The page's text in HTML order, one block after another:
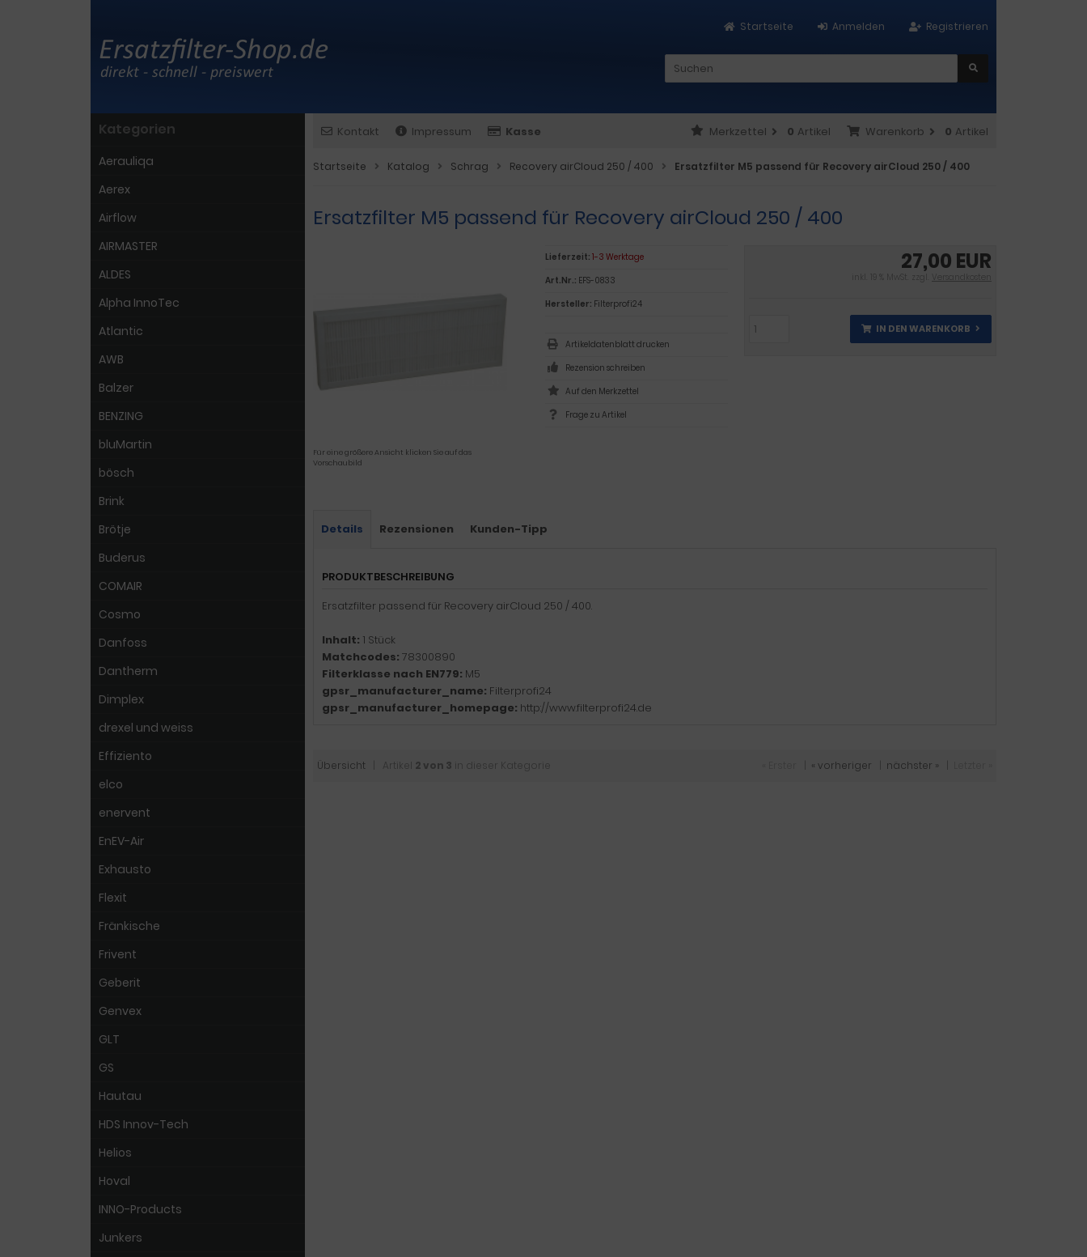
Registrieren
Anmelden
Startseite
Kontakt Impressum Kasse Warenkorb 0 Artikel
Merkzettel 0 Artikel
Startseite Katalog Schrag Recovery airCloud 250 / 400 Ersatzfilter M5 passend für Recovery airCloud 250 / 400
Ersatzfilter M5 passend für Recovery airCloud 250 / 400
Für eine größere Ansicht klicken Sie auf das
Vorschaubild
27,00 EUR
inkl. 19 % MwSt. zzgl. Versandkosten
IN DEN WARENKORB
Lieferzeit: 1-3 Werktage
Art.Nr.: EFS-0833
Hersteller: Filterprofi24
Artikeldatenblatt drucken
Rezension schreiben
Frage zu Artikel
Details Rezensionen Kunden-Tipp
PRODUKTBESCHREIBUNG
Ersatzfilter passend für Recovery airCloud 250 / 400.
Inhalt: 1 Stück
Matchcodes: 78300890
Filterklasse nach EN779: M5
gpsr_manufacturer_name: Filterprofi24
gpsr_manufacturer_homepage: http://www.filterprofi24.de
Übersicht | Artikel 2 von 3 in dieser Kategorie « vorheriger nächster »
Kategorien
Aerauliqa
Aerex
Airflow
AIRMASTER
ALDES
Alpha InnoTec
Atlantic
AWB
Balzer
BENZING
bluMartin
bösch
Brink
Brötje
Buderus
COMAIR
Cosmo
Danfoss
Dantherm
Dimplex
drexel und weiss
Effiziento
elco
enervent
EnEV-Air
Exhausto
Flexit
Fränkische
Frivent
Geberit
Genvex
GLT
GS
Hautau
HDS Innov-Tech
Helios
Hoval
INNO-Products
Junkers